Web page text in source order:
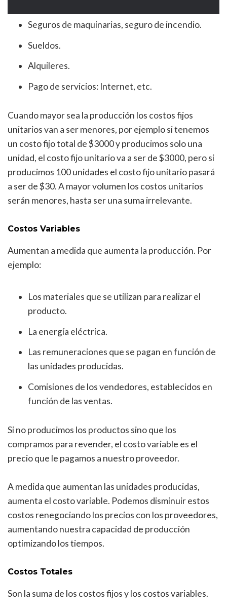
Seguros de maquinarias, seguro de incendio.
Sueldos.
Alquileres.
Pago de servicios: Internet, etc.
Cuando mayor sea la producción los costos fijos
unitarios van a ser menores, por ejemplo si tenemos
un costo fijo total de $3000 y producimos solo una
unidad, el costo fijo unitario va a ser de $3000, pero si
producimos 100 unidades el costo fijo unitario pasará
a ser de $30. A mayor volumen los costos unitarios
serán menores, hasta ser una suma irrelevante.
Costos Variables
Aumentan a medida que aumenta la producción. Por
ejemplo:
Los materiales que se utilizan para realizar el
producto.
La energía eléctrica.
Las remuneraciones que se pagan en función de
las unidades producidas.
Comisiones de los vendedores, establecidos en
función de las ventas.
Si no producimos los productos sino que los
compramos para revender, el costo variable es el
precio que le pagamos a nuestro proveedor.
A medida que aumentan las unidades producidas,
aumenta el costo variable. Podemos disminuir estos
costos renegociando los precios con los proveedores,
aumentando nuestra capacidad de producción
optimizando los tiempos.
Costos Totales
Son la suma de los costos fijos y los costos variables.